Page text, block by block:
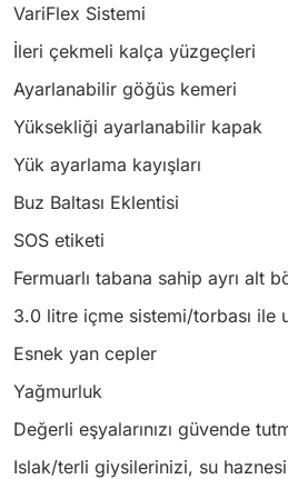
VariFlex Sistemi
İleri çekmeli kalça yüzgeçleri
Ayarlanabilir göğüs kemeri
Yüksekliği ayarlanabilir kapak
Yük ayarlama kayışları
Buz Baltası Eklentisi
SOS etiketi
Fermuarlı tabana sahip ayrı alt
3.0 litre içme sistemi/torbası ile
Esnek yan cepler
Yağmurluk
Değerli eşyalarınızı güvende
Islak/terli giysilerinizi, su